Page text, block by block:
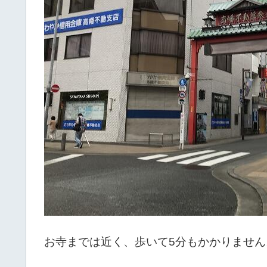
お寺までは近く、歩いて5分もかかりませ